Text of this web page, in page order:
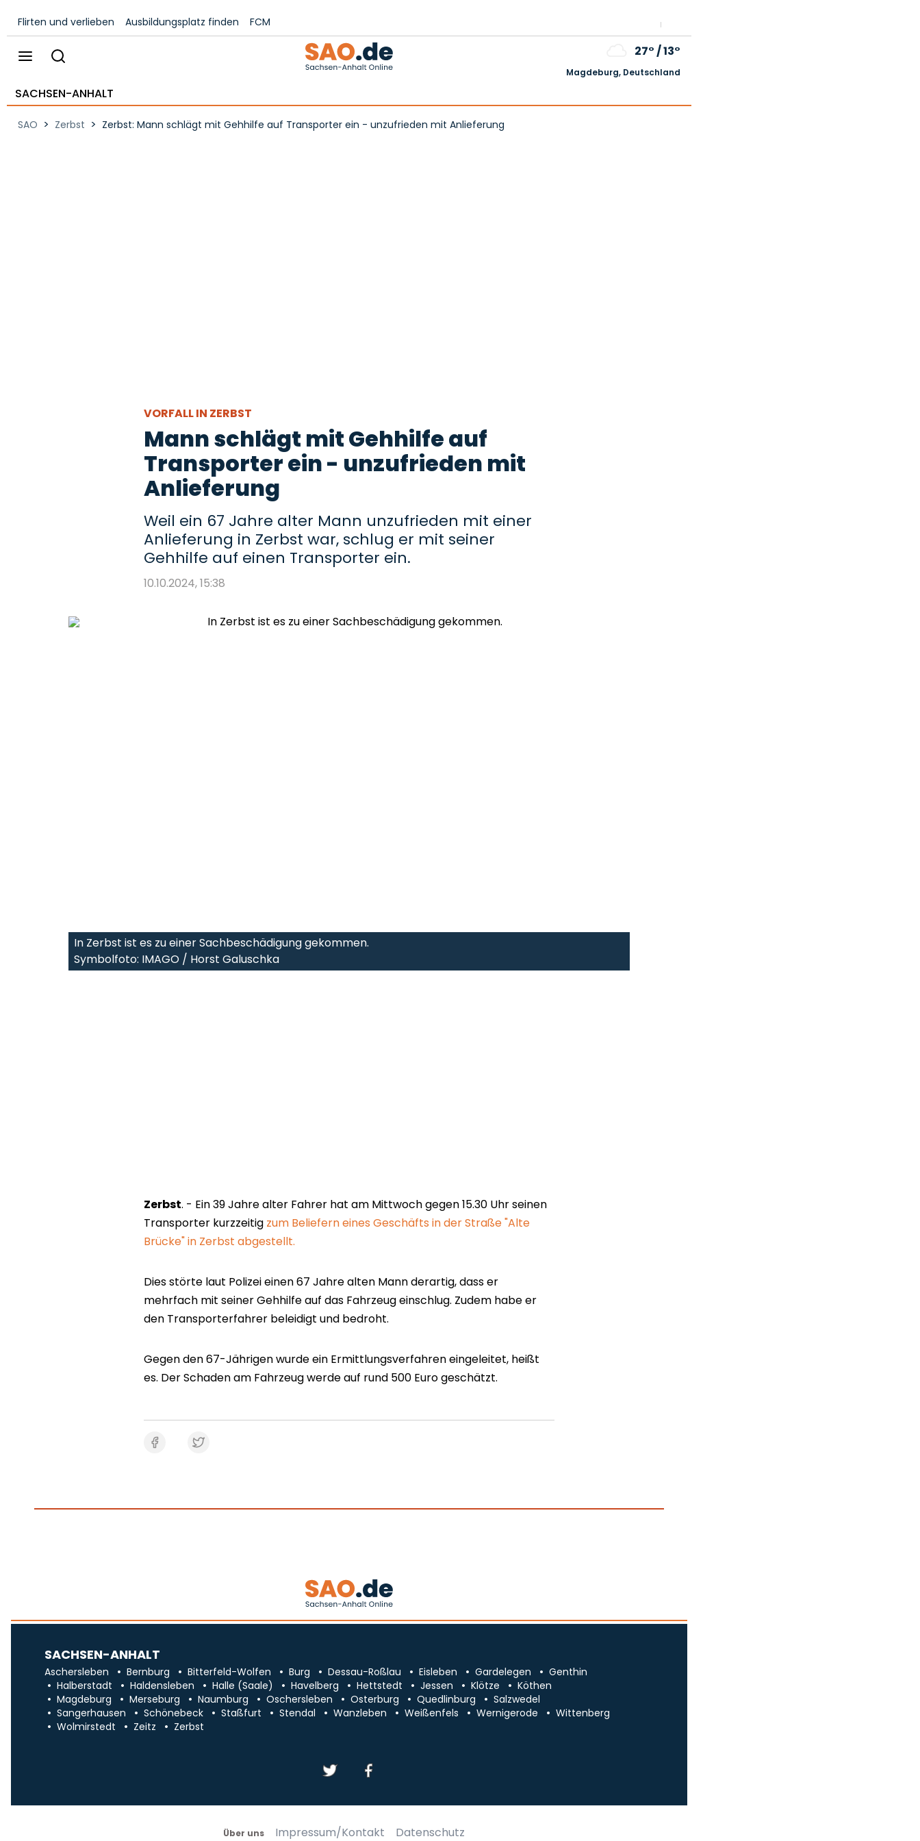
Flirten und verlieben Ausbildungsplatz finden FCM
27°/13°
Magdeburg, Deutschland
SACHSEN-ANHALT
SAO > Zerbst > Zerbst: Mann schlägt mit Gehhilfe auf Transporter ein - unzufrieden mit Anlieferung
VORFALL IN ZERBST
Mann schlägt mit Gehhilfe auf
Transporter ein - unzufrieden mit
Anlieferung
Weil ein 67 Jahre alter Mann unzufrieden mit einer
Anlieferung in Zerbst war, schlug er mit seiner
Gehhilfe auf einen Transporter ein.
10.10.2024, 15:38
In Zerbst ist es zu einer Sachbeschädigung gekommen.
Symbolfoto: IMAGO / Horst Galuschka
Zerbst. - Ein 39 Jahre alter Fahrer hat am Mittwoch gegen 15.30 Uhr seinen
Transporter kurzzeitig zum Beliefern eines Geschäfts in der Straße "Alte
Brücke" in Zerbst abgestellt.
Dies störte laut Polizei einen 67 Jahre alten Mann derartig, dass er
mehrfach mit seiner Gehhilfe auf das Fahrzeug einschlug. Zudem habe er
den Transporterfahrer beleidigt und bedroht.
Gegen den 67-Jährigen wurde ein Ermittlungsverfahren eingeleitet, heißt
es. Der Schaden am Fahrzeug werde auf rund 500 Euro geschätzt.
SACHSEN-ANHALT
Aschersleben Bernburg Bitterfeld-Wolfen Burg Dessau-Roßlau Eisleben Gardelegen
Genthin
Halberstadt
Haldensleben Halle (Saale) Havelberg Hettstedt Jessen Klötze
Köthen
Magdeburg
Merseburg Naumburg Oschersleben Osterburg Quedlinburg
Salzwedel
Sangerhausen
Schönebeck Staßfurt Stendal Wanzleben Weißenfels Wernigerode
Wittenberg
Wolmirstedt
Zeitz Zerbst
Über uns Impressum/Kontakt Datenschutz